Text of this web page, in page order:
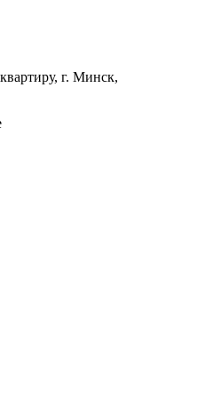
г. Минск,